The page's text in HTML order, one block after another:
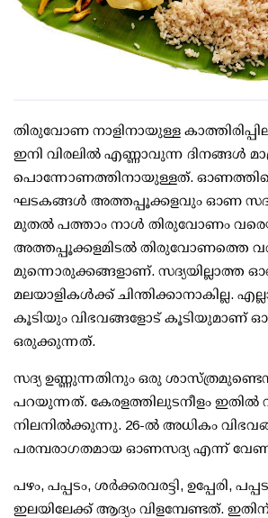
തിരുവോണ നാളിനായുള്ള
ഇനി വിരലില്‍ എണ്ണാവുന്ന ദിനങ്ങള്‍
പൊന്നോണത്തിനായുള്ളത്.
ഘടകങ്ങള്‍ അത്തപ്പൂക്കളവും ഓണ
മുതല്‍ പത്താം നാള്‍ തിരുവോണം
അത്തപ്പൂക്കളമിടല്‍ തിരുവോണത്തെ
മുന്നൊരുക്കങ്ങളാണ്. സദ്യയില്ലാത്ത
മലയാളികള്‍ക്ക് ചിന്തിക്കാനാകില്ല.
കൂടിയും വിഭവങ്ങളോട് കൂടിയുമാണ്
ഒരുക്കുന്നത്.
സദ്യ ഉണ്ണുന്നതിനും ഒരു
പറയുന്നത്. കേരളത്തിലുടനീളം ഇതില്‍
നിലനില്‍ക്കുന്നു. 26-ല്‍ അധികം
പരമ്പരാഗതമായ ഓണസദ്യ എന്ന്
പഴം, പപ്പടം, ശര്‍ക്കരവരട്ടി, ഉപ്പേരി,
ഇലയിലേക്ക് ആദ്യം വിളമ്പേണ്ടത്.